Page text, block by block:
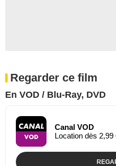
Regarder ce film
En VOD / Blu-Ray, DVD
Canal VOD
Location dès 2,99